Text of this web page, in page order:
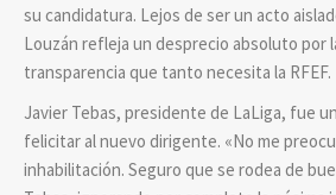
su candidatura. Lejos de ser un acto
Louzán refleja un desprecio absoluto por
transparencia que tanto necesita la RFEF.
Javier Tebas, presidente de LaLiga, fue
felicitar al nuevo dirigente. «No me
inhabilitación. Seguro que se rodea de